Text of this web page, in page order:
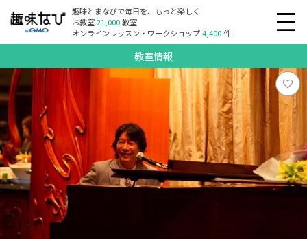
趣味とまなびで毎日を、もっと楽しく
お教室21,000教室
オンラインレッスン・ワークショップ4,400件
教室情報